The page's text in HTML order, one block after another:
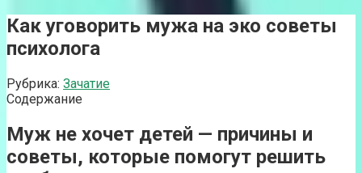
Как уговорить мужа на эко советы
психолога
Рубрика: Зачатие
Содержание
Муж не хочет детей — причины и
советы, которые помогут решить